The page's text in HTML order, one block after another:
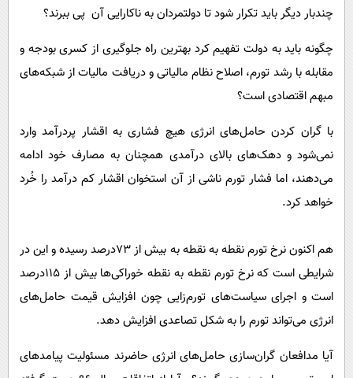
چندبار دیگر باید تکرار شود تا دولتمردان به ناکارایی آن پی ببرند؟
چگونه باید به دولت تفهیم کرد بهترین راه جلوگیری از کسری بودجه و
مقابله با رشد تورم، اصلاح نظام مالیاتی و دریافت مالیات از شبکه‌های
مبهم اقتصادی است؟
با گران کردن حامل‌های انرژی هیچ فشاری به اقشار پردرآمد وارد
نمی‌شود و دهک‌های بالای درآمدی همچنان به مصارف خود ادامه
می‌دهند، اما فشار تورم ناشی از آن استخوان اقشار کم درآمد را خُرد
خواهد کرد.
هم اکنون نرخ تورم نقطه به نقطه به بیش از ۷۳درصد رسیده و این در
شرایطی است که نرخ تورم نقطه به نقطه خوراکی‌ها بیش از ۱۱۵درصد
است و اجرای سیاست‌های تورم‌زایی چون افزایش قیمت حامل‌های
انرژی می‌تواند تورم را به شکل تصاعدی افزایش دهد.
آیا مدافعان گران‌سازی حامل‌های انرژی حاضرند مسئولیت پیامدهای